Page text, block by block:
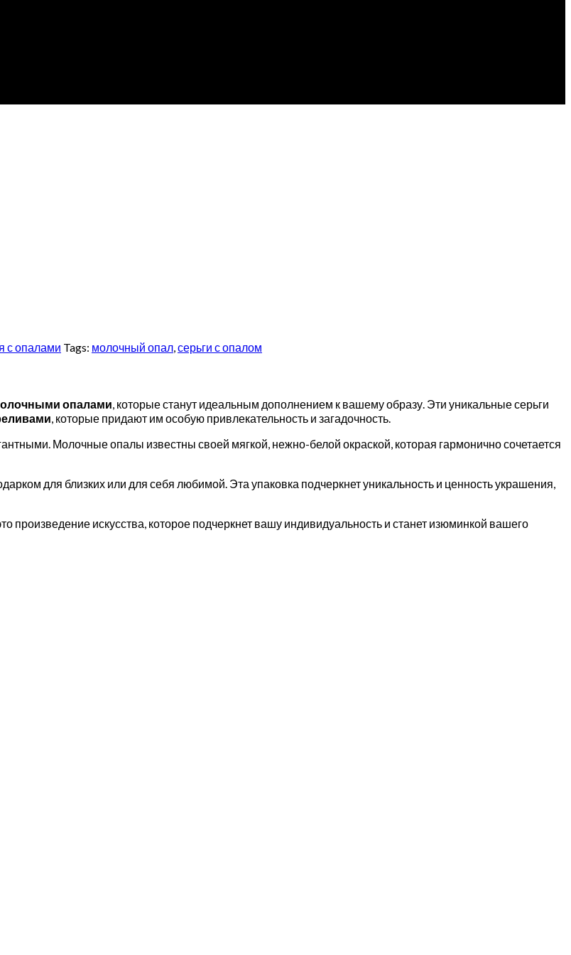
с опалами Tags: молочный опал,серьги с опалом
опалами, которые станут идеальным дополнением к вашему образу. Эти уникальные серьги
, которые придают им особую привлекательность и загадочность.
Молочные опалы известны своей мягкой, нежно-белой окраской, которая гармонично сочетается
для близких или для себя любимой. Эта упаковка подчеркнет уникальность и ценность украшения,
искусства, которое подчеркнет вашу индивидуальность и станет изюминкой вашего